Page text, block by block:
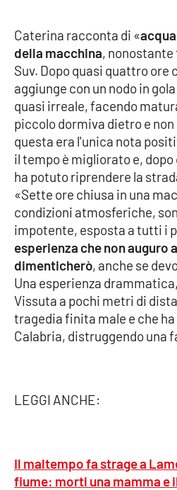
Buona Sanità Calabria
LA
CALABRIAVISIONE
Destinazioni
Eventi
Food
Storie
LAC
NETWORK
Lacplay.it
Laconair.it
Lacapitalenews.it
Caterina racconta di «
della macchina, nonostante
Suv. Dopo quasi quattro
aggiunge con un nodo in
quasi irreale, facendo
piccolo dormiva dietro e
questa era l'unica nota
il tempo è migliorato e,
ha potuto riprendere la
«Sette ore chiusa in una
condizioni atmosferiche,
impotente, esposta a tutti i
esperienza che non auguro
dimenticherò, anche se
Una esperienza
Vissuta a pochi metri di
tragedia finita male e che
Calabria, distruggendo una
LEGGI ANCHE:
Il maltempo fa strage a
fiume: morti una mamma e